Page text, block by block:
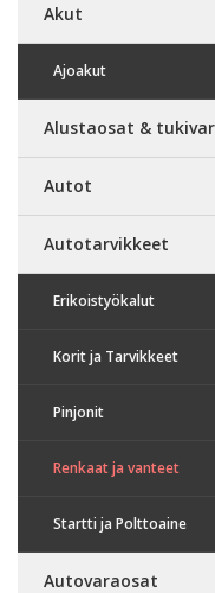
Akut
Ajoakut
Alustaosat &
Autot
Autotarvikkeet
Erikoistyökalut
Korit ja Tarvikkeet
Pinjonit
Renkaat ja vanteet
Startti ja Polttoaine
Autovaraosat